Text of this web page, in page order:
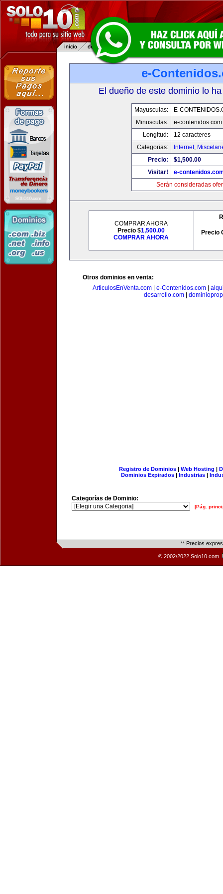
e-
El dueño de este dominio lo
Mayusculas:
E-
Minusculas:
e-contenidos.com
Longitud:
12 caracteres
Categorias:
Internet,
Precio:
$1,500.00
Visitar!
e-
Serán consideradas
COMPRAR AHORA
Precio $1,500.00
COMPRAR AHORA
Precio
Otros dominios en venta:
ArticulosEnVenta.com| e-Contenidos.com|
desarrollo.com|
Registro de Dominios| Web Hosting |
Dominios Expirados | Industrias |
Categorías de Dominio:
[Pág.
** Precios
© 2002/2022 Solo10.com